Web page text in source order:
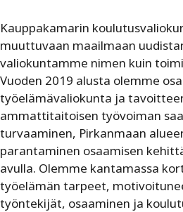
Kauppakamarin
muuttuvaan maailmaan
valiokuntamme nimen kuin
Vuoden 2019 alusta olemme
työelämävaliokunta ja
ammattitaitoisen työvoiman
turvaaminen, Pirkanmaan
parantaminen osaamisen
avulla. Olemme kantamassa
työelämän tarpeet,
työntekijät, osaaminen ja